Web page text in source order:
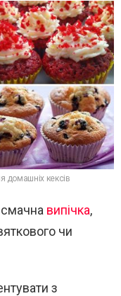
домашніх кексів
випічка,
чи
з